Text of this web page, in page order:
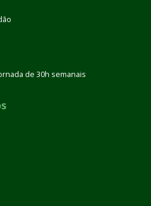
de 30h semanais